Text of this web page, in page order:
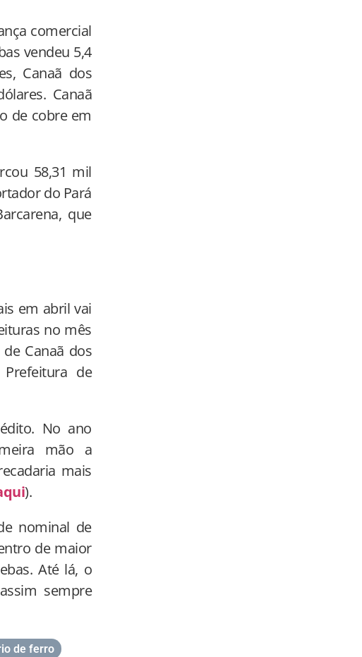
comercial
vendeu 5,4
Canaã dos
Canaã
de cobre em
58,31 mil
do Pará
que
em abril vai
no mês
Canaã dos
de
No ano
mão a
mais
).
nominal de
de maior
Até lá, o
sempre
de ferro